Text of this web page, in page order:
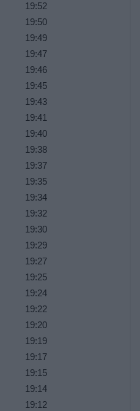
19:52
19:50
19:49
19:47
19:46
19:45
19:43
19:41
19:40
19:38
19:37
19:35
19:34
19:32
19:30
19:29
19:27
19:25
19:24
19:22
19:20
19:19
19:17
19:15
19:14
19:12